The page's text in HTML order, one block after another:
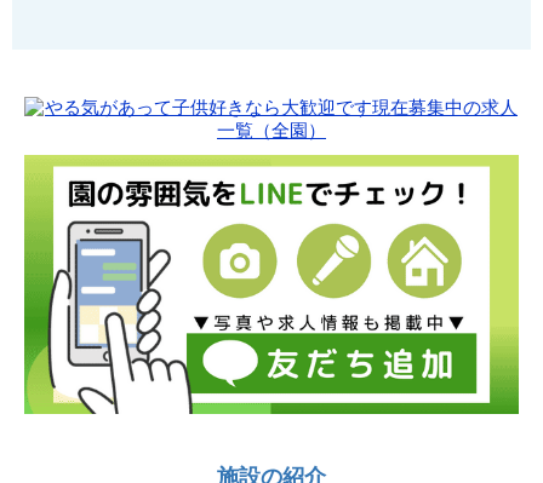
施設の紹介